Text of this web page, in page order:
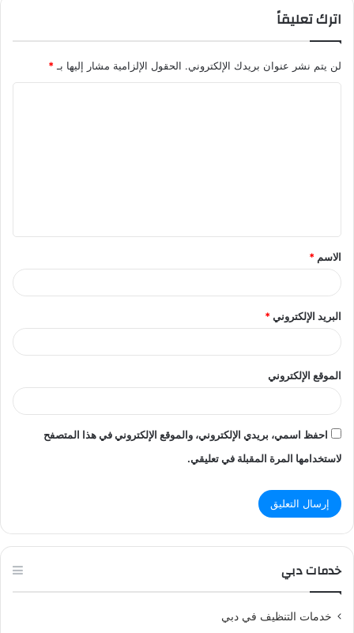
اترك تعليقاً
لن يتم نشر عنوان بريدك الإلكتروني. الحقول الإلزامية مشار إليها بـ*
ق
*
الاسم *
البريد الإلكتروني*
الموقع الإلكتروني
احفظ اسمي، بريدي الإلكتروني، والموقع الإلكتروني في هذا المتصفح
لاستخدامها المرة المقبلة في تعليقي.
خدمات دبي
خدمات التنظيف في دبي